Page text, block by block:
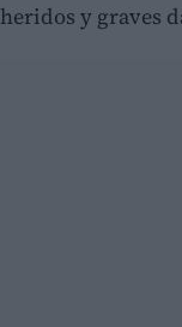
heridos y graves